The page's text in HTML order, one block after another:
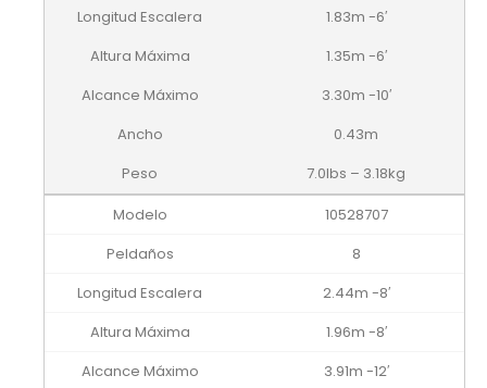
1.83m -6′
1.35m -6′
3.30m -10′
0.43m
7.0lbs – 3.18kg
10528707
8
2.44m -8′
1.96m -8′
3.91m -12′